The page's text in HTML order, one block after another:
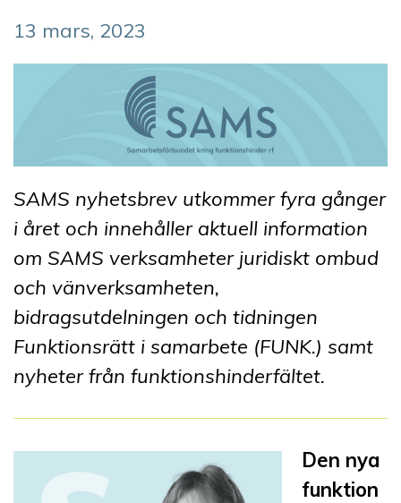
13 mars, 2023
SAMS nyhetsbrev utkommer fyra gånger
i året och innehåller aktuell information
om SAMS verksamheter juridiskt ombud
och vänverksamheten,
bidragsutdelningen och tidningen
Funktionsrätt i samarbete (FUNK.) samt
nyheter från funktionshinderfältet.
Den nya
funktion